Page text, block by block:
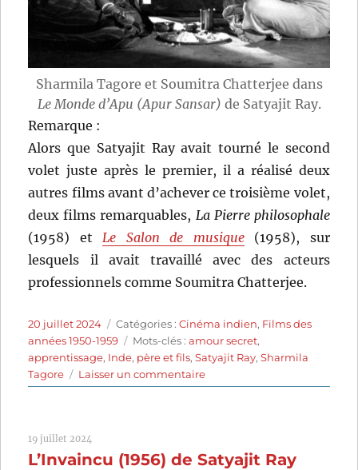
Sharmila Tagore et Soumitra Chatterjee dans
Le Monde d’Apu (Apur Sansar) de Satyajit Ray.
Remarque :
Alors que Satyajit Ray avait tourné le second
volet juste après le premier, il a réalisé deux
autres films avant d’achever ce troisième volet,
deux films remarquables, La Pierre philosophale
(1958) etLe Salon de musique(1958), sur
lesquels il avait travaillé avec des acteurs
professionnels comme Soumitra Chatterjee.
Publié
le
20 juillet 2024 Catégories
Catégories :Cinéma indien, Films des
années 1950-1959
Étiquettes
Mots-clés :amour secret,
apprentissage, Inde, père et fils,Satyajit Ray,Sharmila
Tagore
Laisser un commentairesur
Le
de
19 juillet 2024
L’Invaincu (1956) de Satyajit Ray